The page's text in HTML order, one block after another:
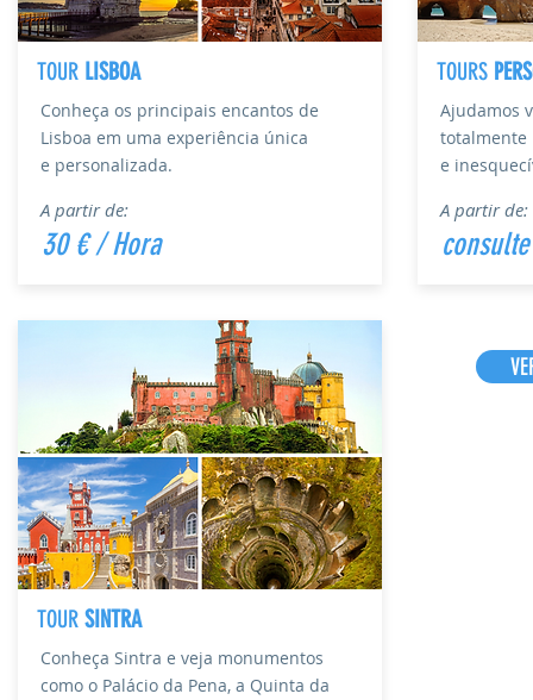
TOUR LISBOA
Conheça os principais encantos de
Lisboa em uma experiência única
e personalizada.
A partir de:
30 € / Hora
TOURS
Ajudamos
totalmente
e
A partir de:
consulte
TOUR SINTRA
Conheça Sintra e veja monumentos
como o Palácio da Pena, a Quinta da